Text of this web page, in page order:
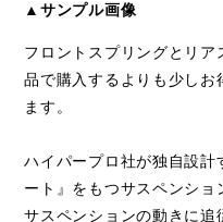
▲サンプル画像
フロントスプリングとリ
品で購入するよりも少しお
ます。
ハイパープロ社が独自設計
ート』をもつサスペンショ
サスペンションの動きに追